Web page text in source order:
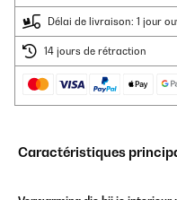
Délai de livraison: 1 jour
14 jours de rétraction
Caractéristiques